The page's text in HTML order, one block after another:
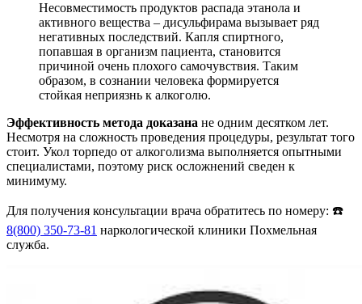
Несовместимость продуктов распада этанола и
активного вещества – дисульфирама вызывает ряд
негативных последствий. Капля спиртного,
попавшая в организм пациента, становится
причиной очень плохого самочувствия. Таким
образом, в сознании человека формируется
стойкая неприязнь к алкоголю.
Эффективность метода доказана не одним десятком лет.
Несмотря на сложность проведения процедуры, результат того
стоит. Укол торпедо от алкоголизма выполняется опытными
специалистами, поэтому риск осложнений сведен к
минимуму.
Для получения консультации врача обратитесь по номеру: ☎️
8(800) 350-73-81 наркологической клиники Похмельная
служба.